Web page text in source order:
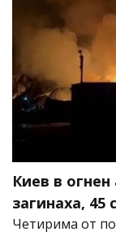
Киев в
загинаха, 45
Четирима от